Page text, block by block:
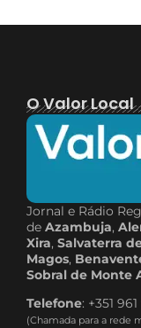
O Valor Local
Jornal e Rádio
de Azambuja,
Xira, Salvaterra
Magos,
Sobral de Monte
Telefone: +351
(Chamada para a rede